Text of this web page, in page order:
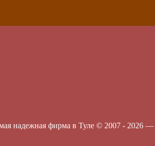
надежная фирма в Туле © 2007 - 2026 —